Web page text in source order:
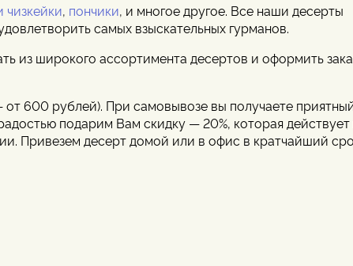
чизкейки, пончики, и многое другое. Все наши десерты
самых взыскательных гурманов.
из широкого ассортимента десертов и оформить
от 600 рублей). При самовывозе вы получаете
подарим Вам скидку — 20%, которая действует
Привезем десерт домой или в офис в кратчайший